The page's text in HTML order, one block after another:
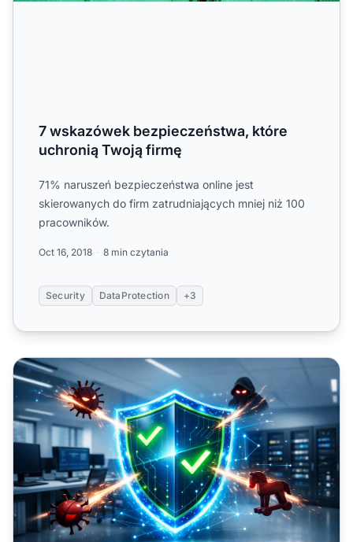
7 wskazówek bezpieczeństwa, które
uchronią Twoją firmę
71% naruszeń bezpieczeństwa online jest
skierowanych do firm zatrudniających mniej niż 100
pracowników.
Oct 16, 2018 8 min czytania
Security DataProtection +3
Jak oprogramowanie antymalware chroni firmę